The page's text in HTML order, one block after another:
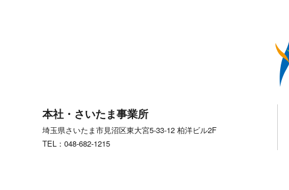
本社・さいたま事業所
埼玉県さいたま市見沼区東大宮5-33-12 柏洋ビル2F
TEL：048-682-1215